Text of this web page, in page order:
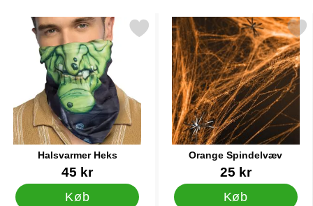
Halsvarmer Heks
Varenr 8888345 kr
Køb
Markér halsvarmer Heks som favorit
Orange Spindelvæv
Varenr 1622425 kr
Køb
Markér orange